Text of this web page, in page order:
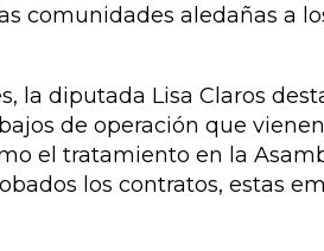
comunidades aledañas a
la diputada Lisa Claros
de operación que
el tratamiento en la
los contratos, estas